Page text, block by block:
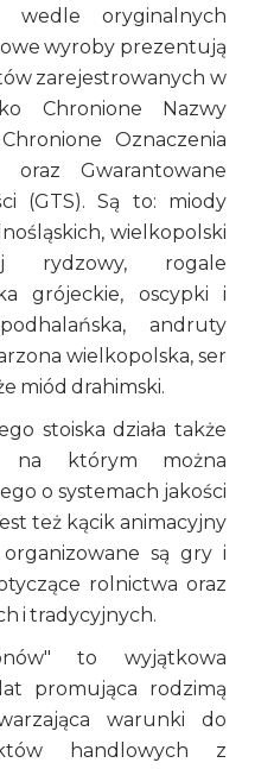
oryginalnych
wyroby prezentują
zarejestrowanych w
Chronione Nazwy
Oznaczenia
oraz Gwarantowane
(GTS). Są to: miody
wielkopolski
rydzowy, rogale
grójeckie, oscypki i
andruty
wielkopolska, ser
miód drahimski.
stoiska działa także
na którym można
o systemach jakości
też kącik animacyjny
są gry i
rolnictwa oraz
i tradycyjnych.
to wyjątkowa
promująca rodzimą
warunki do
handlowych z